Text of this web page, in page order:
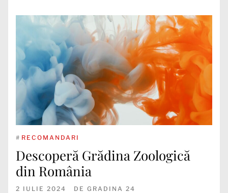
# RECOMANDARI
Descoperă Grădina Zoologică
din România
2 IULIE 2024 DE GRADINA 24